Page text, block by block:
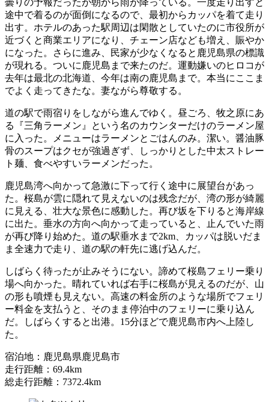
曇りの予報だったが朝から雨が降っている。一度走り出すと
途中で着るのが面倒になるので、最初からカッパを着て走り
出す。ホテルのあった駅周辺は閑散としていたのに市役所が
近づくと商業エリアになり、チェーン店なども増え、賑やか
になった。さらに進み、民家が少なくなると鹿児島県の標識
が現れる。ついに鹿児島まで来たのだ。運動嫌いのヒロコが
去年は最北の北海道、今年は南の鹿児島まで。本当にここま
でよく走ってきたな。妻ながら尊敬する。
道の駅で雨宿りをしながら進んでゆく。昼ごろ、牧之原にあ
る『三角ラーメン』という名のカウンターだけのラーメン屋
に入った。メニューはラーメンとごはんのみ。潔い。醤油豚
骨のスープはクセが強過ぎず、しっかりとした中太ストレー
ト麺、食べやすいラーメンだった。
鹿児島湾へ向かって急激に下って行く途中に展望台があっ
た。桜島が雲に隠れて見えないのは残念だが、湾の形が綺麗
に見える、壮大な景色に感動した。再び坂を下りると海岸線
に出た。垂水の方向へ向かって走っていると、止んでいた雨
が再び降り始めた。道の駅垂水まで2km、カッパは脱いだま
ま全速力で走り、道の駅の軒先に逃げ込んだ。
しばらく待ったが止みそうにない。諦めて桜島フェリー乗り
場へ向かった。晴れていれば右手に桜島が見えるのだが、山
の形も噴煙も見えない。高速の料金所のような場所でフェリ
ー料金を支払うと、そのまま停泊中のフェリーに乗り込ん
だ。しばらくすると出港。15分ほどで鹿児島市内へ上陸し
た。
宿泊地：鹿児島県鹿児島市
走行距離：69.4km
総走行距離：7372.4km